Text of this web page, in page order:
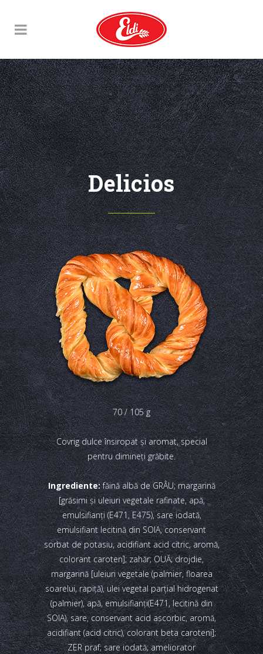
Delicios
70 / 105 g
Covrig dulce însiropat şi aromat, special
pentru dimineţi grăbite.
Ingrediente: făină albă de GRÂU; margarină
[grăsimi și uleiuri vegetale rafinate, apă,
emulsifianți (E471, E475), sare iodată,
emulsifiant lecitină din SOIA, conservant
sorbat de potasiu, acidifiant acid citric, aromă,
colorant caroten]; zahăr; OUĂ; drojdie,
margarină [uleiuri vegetale (palmier, floarea
soarelui, rapiță), ulei vegetal parțial hidrogenat
(palmier), apă, emulsifianți(E471, lecitină din
SOIA), sare, conservant acid ascorbic, aromă,
acidifiant (acid citric), colorant beta caroteni];
ZER praf; sare iodată; ameliorator